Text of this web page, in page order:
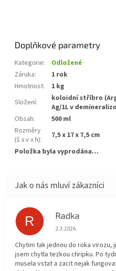
Doplňkové parametry
Kategorie:
Odložené
Záruka:
1 rok
Hmotnost:
1 kg
Složení:
koloidní stříbro
Ag/1L v
Obsah:
500 ml
Rozměry
(š x v x h):
7,5 x 17 x 7,5 cm
Položka byla vyprodána…
R Radka
Hodnocení obchodu
2.3.2026
Chytim tak jednou do roka virozu,
jsem chytla tezkou chripku. Po
musela vstat a zacit nejak